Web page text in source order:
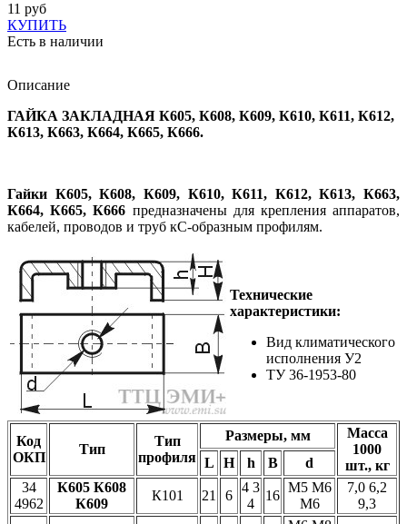
11 руб
КУПИТЬ
Есть в наличии
Описание
ГАЙКА ЗАКЛАДНАЯ К605, К608, К609, К610, К611, К612,
К613, К663, К664, К665, К666.
Гайки К605, К608, К609, К610, К611, К612, К613, К663,
К664, К665, К666 предназначены для крепления аппаратов,
кабелей, проводов и труб кС-образным профилям.
Технические
характеристики:
Вид климатического
исполнения У2
ТУ 36-1953-80
Код
ОКП
Тип
Тип
профиля
Размеры, мм
Масса
1000
шт., кг
L H h B
d
34
4962
К605 К608
К609
К101 21 6
4 3
4
16
М5 М6
М6
7,0 6,2
9,3